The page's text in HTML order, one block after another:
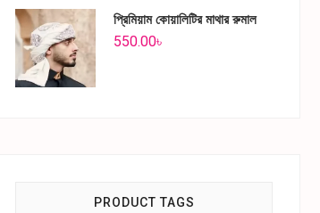
প্রিমিয়াম কোয়ালিটির মাথার রুমাল
550.00৳
PRODUCT TAGS